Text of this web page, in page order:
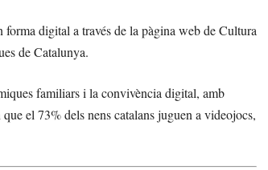
digital a través de la pàgina web de Cultura
de Catalunya.
familiars i la convivència digital, amb
el 73% dels nens catalans juguen a videojocs,